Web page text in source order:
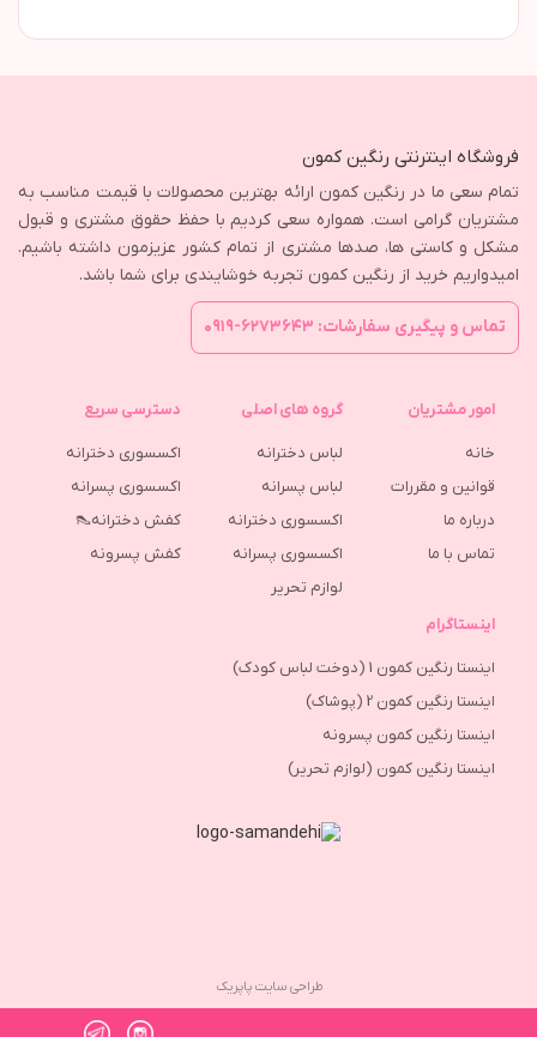
فروشگاه اینترنتی رنگین کمون
تمام سعی ما در رنگین کمون ارائه بهترین محصولات با قیمت مناسب به
مشتریان گرامی است. همواره سعی کردیم با حفظ حقوق مشتری و قبول
مشکل و کاستی ها، صدها مشتری از تمام کشور عزیزمون داشته باشیم.
امیدواریم خرید از رنگین کمون تجربه خوشایندی برای شما باشد.
تماس و پیگیری سفارشات: ۶۲۷۳۶۴۳-۰۹۱۹
امور مشتریان
خانه
قوانین و مقررات
درباره ما
تماس با ما
گروه های اصلی
لباس دخترانه
لباس پسرانه
اکسسوری دخترانه
اکسسوری پسرانه
لوازم تحریر
دسترسی سریع
اکسسوری دخترانه
اکسسوری پسرانه
کفش دخترانه👠
كفش پسرونه
اینستاگرام
اینستا رنگین کمون 1 (دوخت لباس کودک)
اینستا رنگین کمون 2 (پوشاک)
اینستا رنگین کمون پسرونه
اینستا رنگین کمون (لوازم تحریر)
طراحی سایت پاپریک